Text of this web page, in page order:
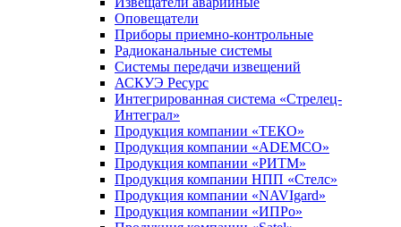
Оповещатели
Приборы приемно-контрольные
Радиоканальные системы
Системы передачи извещений
АСКУЭ Ресурс
Интегрированная система «Стрелец-
Интеграл»
Продукция компании «ТЕКО»
Продукция компании «ADEMCO»
Продукция компании «РИТМ»
Продукция компании НПП «Стелс»
Продукция компании «NAVIgard»
Продукция компании «ИПРо»